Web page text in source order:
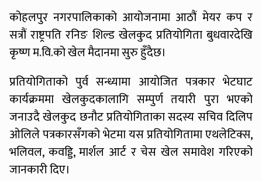
कोहलपुर नगरपालिकाको आयोजनामा आठौं मेयर कप र
सत्रौं राष्ट्रपति रनिङ शिल्ड खेलकुद प्रतियोगिता बुधवारदेखि
कृष्ण म.वि.को खेल मैदानमा सुरु हुँदैछ।
प्रतियोगिताको पुर्व सन्ध्यामा आयोजित पत्रकार भेटघाट
कार्यक्रममा खेलकुदकालागि सम्पुर्ण तयारी पुरा भएको
जनाउदै खेलकुद छनौट प्रतियोगिताका सदस्य सचिव दिलिप
ओलिले पत्रकारसँगको भेटमा यस प्रतियोगितामा एथलेटिक्स,
भलिवल, कवड्डि, मार्शल आर्ट र चेस खेल समावेश गरिएको
जानकारी दिए।